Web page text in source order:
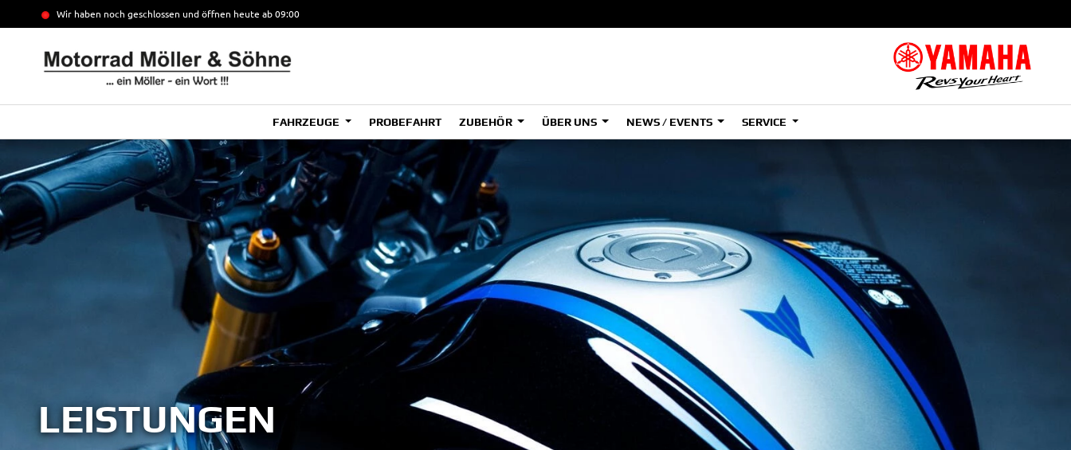
Wir haben noch geschlossen und öffnen heute ab 09:00
FAHRZEUGE
ADVENTURE
HYPER NAKED
SPORT HERITAGE
SPORT TOURING
SUPERSPORT
Tenere
700
700
(Low)
(Low)
35kW
A2
Tenere
700
35kW
A
700
Rally
A2
A1
PROBEFAHRT ZUBEHÖR ÜBER UNS NEWS / EVENTS SERVICE
LEISTUNGEN